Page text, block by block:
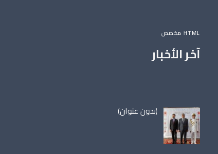
HTML مخصص
آخر الأخبار
(بدون عنوان)مقالة